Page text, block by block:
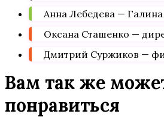
Анна Лебедева —
Оксана Сташенко —
Дмитрий Суржиков —
Вам так же
понравиться